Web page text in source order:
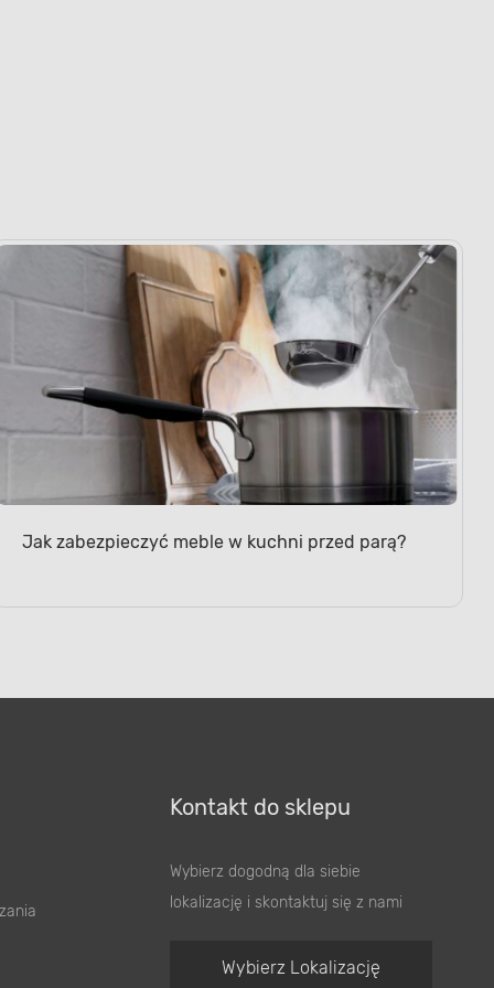
Jak zabezpieczyć meble w kuchni przed parą?
Kontakt do sklepu
Wybierz dogodną dla siebie
lokalizację i skontaktuj się z nami
Wybierz Lokalizację